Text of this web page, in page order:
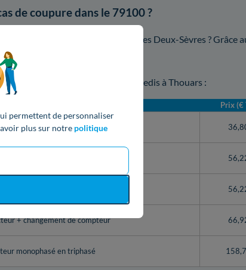
permettent de personnaliser
plus sur notre politique
de coupure dans le 79100 ?
d'électricité par Enedis dans les Deux-Sèvres ? Grâce
sur le prix d'un tel service :
électrique
de puissance de compteur par Enedis à Thouars :
Prix (€
(disjoncteur, compteur Linky)
du disjoncteur
+ changement de compteur
+ changement de compteur
monophasé en triphasé